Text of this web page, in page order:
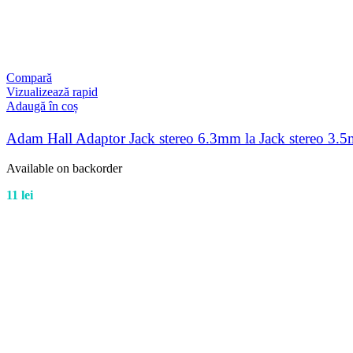
Compară
Vizualizează rapid
Adaugă în coș
Adam Hall Adaptor Jack stereo 6.3mm la Jack stereo
Available on backorder
11 lei